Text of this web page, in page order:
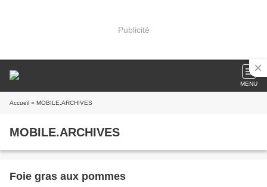
Publicité
MENU
Accueil » MOBILE.ARCHIVES
MOBILE.ARCHIVES
Foie gras aux pommes